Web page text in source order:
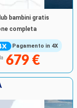
Pagamento in 4X
bambini gratis
completa
679 €